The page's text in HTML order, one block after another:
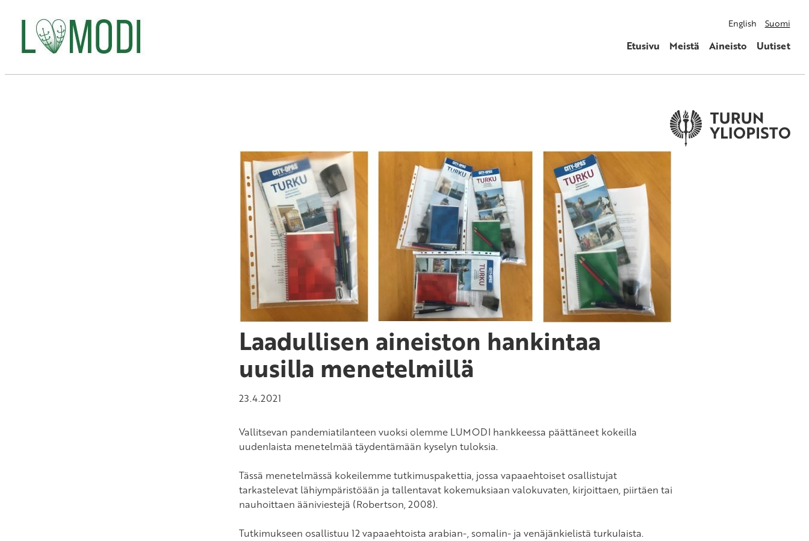
English Suomi
Etusivu Meistä Aineisto Uutiset
Laadullisen aineiston hankintaa
uusilla menetelmillä
23.4.2021
Vallitsevan pandemiatilanteen vuoksi olemme LUMODI hankkeessa päättäneet kokeilla
uudenlaista menetelmää täydentämään kyselyn tuloksia.
Tässä menetelmässä kokeilemme tutkimuspakettia, jossa vapaaehtoiset osallistujat
tarkastelevat lähiympäristöään ja tallentavat kokemuksiaan valokuvaten, kirjoittaen, piirtäen tai
nauhoittaen ääniviestejä (Robertson, 2008).
Tutkimukseen osallistuu 12 vapaaehtoista arabian-, somalin- ja venäjänkielistä turkulaista.